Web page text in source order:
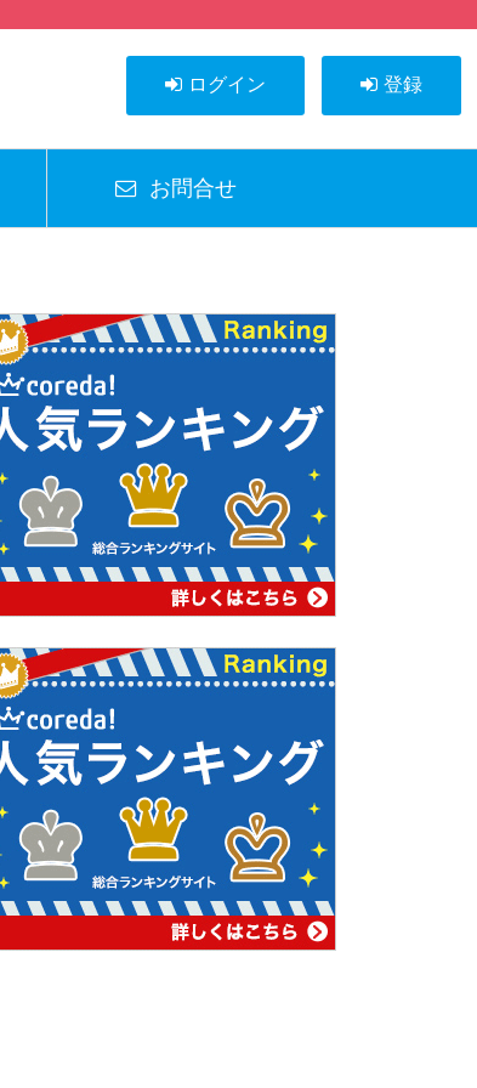
登録
ログイン
お問合せ